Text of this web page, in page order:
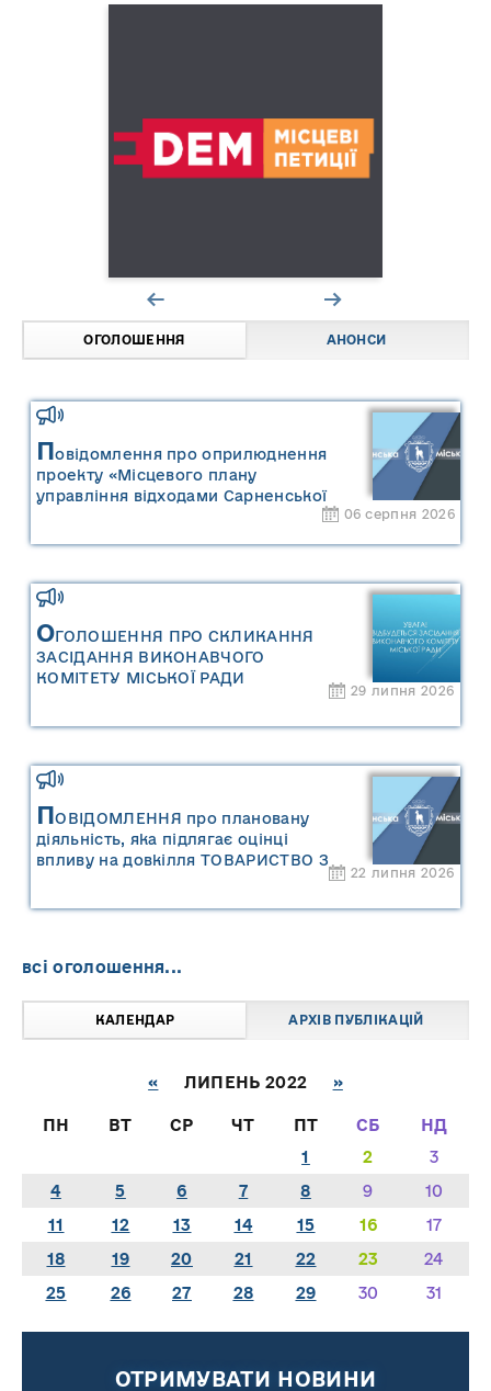
ОГОЛОШЕННЯ АНОНСИ
Повідомлення про оприлюднення
проекту «Місцевого плану
управління відходами Сарненської
міської територіальної громади» та
управління відходами Сарненської
міської територіальної громади»
06 серпня 2026
ОГОЛОШЕННЯ ПРО СКЛИКАННЯ
ЗАСІДАННЯ ВИКОНАВЧОГО
КОМІТЕТУ МІСЬКОЇ РАДИ
29 липня 2026
ПОВІДОМЛЕННЯ про плановану
діяльність, яка підлягає оцінці
впливу на довкілля ТОВАРИСТВО З
22 липня 2026
всі оголошення...
КАЛЕНДАР АРХІВ ПУБЛІКАЦІЙ
« ЛИПЕНЬ 2022 »
ПН ВТ СР ЧТ ПТ СБ
НД
1
2
3
4
5 6 7 8 9
10
11
12 13 14 15 16
17
18
19 20 21 22 23
24
25
26 27 28 29 30 31
ОТРИМУВАТИ НОВИНИ